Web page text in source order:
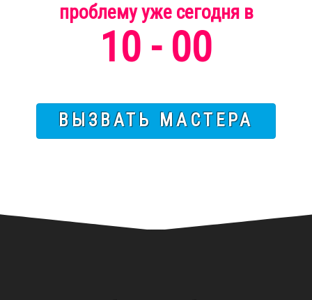
проблемууже сегодняв
10 - 00
ВЫЗВАТЬ МАСТЕРА